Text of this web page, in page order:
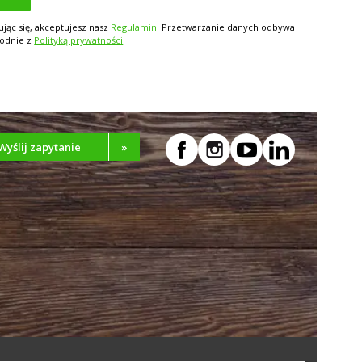
się, akceptujesz nasz Regulamin. Przetwarzanie danych odbywa
z Polityką prywatności.
zapytanie »